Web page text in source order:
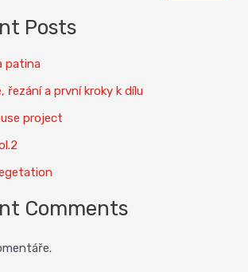
Posts
patina
řezání a první kroky k dílu
project
Comments